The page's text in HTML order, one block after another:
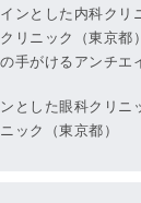
ンとした内科クリ
リニック（東京都）
手がけるアンチエ
とした眼科クリニ
ック（東京都）